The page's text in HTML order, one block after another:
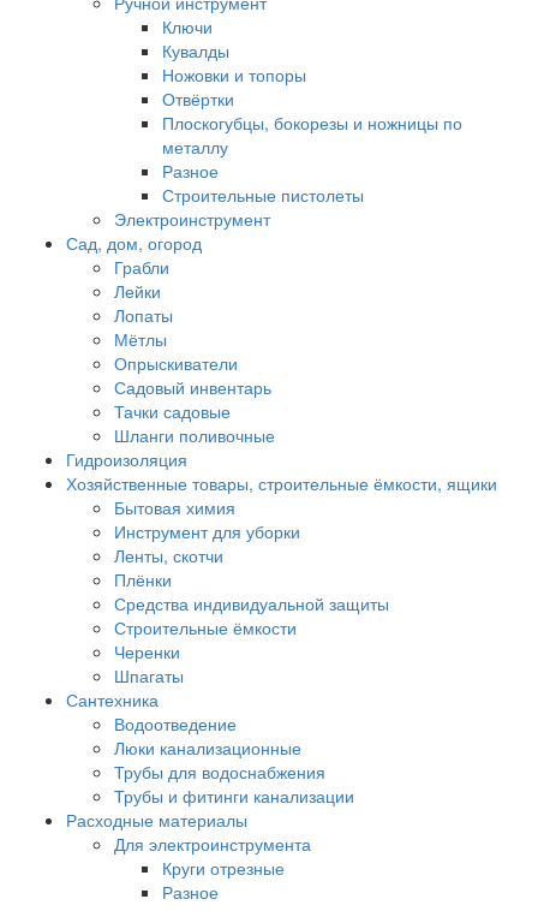
Ключи
Кувалды
Ножовки и топоры
Отвёртки
Плоскогубцы, бокорезы и ножницы по
металлу
Разное
Строительные пистолеты
Электроинструмент
Сад, дом, огород
Грабли
Лейки
Лопаты
Мётлы
Опрыскиватели
Садовый инвентарь
Тачки садовые
Шланги поливочные
Гидроизоляция
Хозяйственные товары, строительные ёмкости, ящики
Бытовая химия
Инструмент для уборки
Ленты, скотчи
Плёнки
Средства индивидуальной защиты
Строительные ёмкости
Черенки
Шпагаты
Сантехника
Водоотведение
Люки канализационные
Трубы для водоснабжения
Трубы и фитинги канализации
Расходные материалы
Для электроинструмента
Круги отрезные
Разное